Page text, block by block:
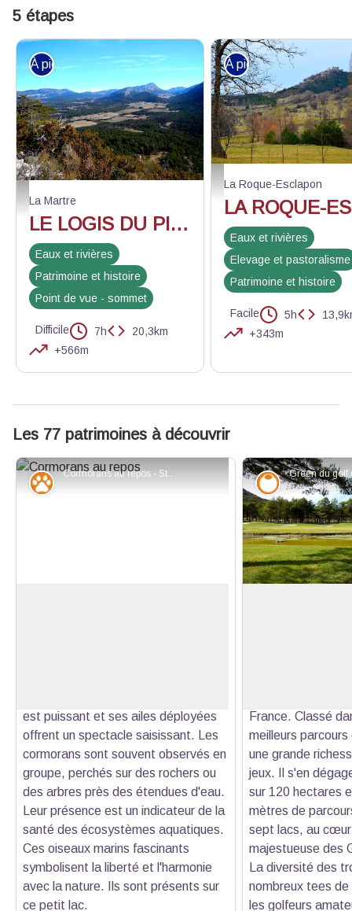
5 étapes
En descendant du Brouis - ©Stefano Blanc - PNR Verdon
À pied
La Martre
LE LOGIS DU PIN - La Martre - La Bastide - La Roque Esclapon - Le tour de l'Artuby
Eaux et rivières
Patrimoine et histoire
Point de vue - sommet
Difficile 7h
20,3km
+566m
La vallée avant Bargème -
À pied
La Roque-Esclapon
Eaux et rivières
Elevage et pastoralisme
Patrimoine et histoire
Facile 5h
+343m
Les 77 patrimoines à découvrir
Cormorans au repos - Stefano Blanc - PNR Verdon
Faune
est puissant et ses ailes déployées
offrent un spectacle saisissant. Les
cormorans sont souvent observés en
groupe, perchés sur des rochers ou
des arbres près des étendues d'eau.
Leur présence est un indicateur de la
santé des écosystèmes aquatiques.
Ces oiseaux marins fascinants
symbolisent la liberté et l'harmonie
avec la nature. Ils sont présents sur
ce petit lac.
Savoir-faire
France. Classé
meilleurs
une grande
jeux. Il s'en
sur 120 hectares
mètres de
sept lacs, au
majestueuse des
La diversité des
nombreux tees
les golfeurs